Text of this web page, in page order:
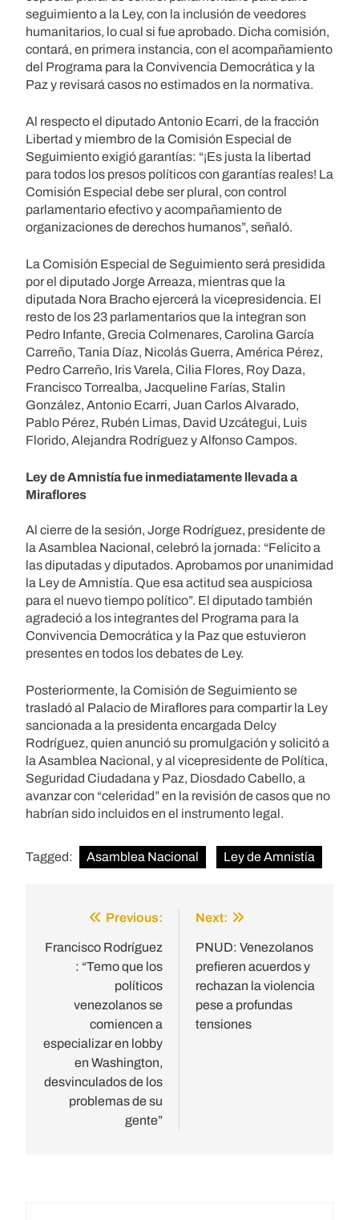
seguimiento a la Ley, con la inclusión de veedores
humanitarios, lo cual si fue aprobado. Dicha comisión,
contará, en primera instancia, con el acompañamiento
del Programa para la Convivencia Democrática y la
Paz y revisará casos no estimados en la normativa.
Al respecto el diputado Antonio Ecarri, de la fracción
Libertad y miembro de la Comisión Especial de
Seguimiento exigió garantías: “¡Es justa la libertad
para todos los presos políticos con garantías reales! La
Comisión Especial debe ser plural, con control
parlamentario efectivo y acompañamiento de
organizaciones de derechos humanos”, señaló.
La Comisión Especial de Seguimiento será presidida
por el diputado Jorge Arreaza, mientras que la
diputada Nora Bracho ejercerá la vicepresidencia. El
resto de los 23 parlamentarios que la integran son
Pedro Infante, Grecia Colmenares, Carolina García
Carreño, Tania Díaz, Nicolás Guerra, América Pérez,
Pedro Carreño, Iris Varela, Cilia Flores, Roy Daza,
Francisco Torrealba, Jacqueline Farías, Stalin
González, Antonio Ecarri, Juan Carlos Alvarado,
Pablo Pérez, Rubén Limas, David Uzcátegui, Luis
Florido, Alejandra Rodríguez y Alfonso Campos.
Ley de Amnistía fue inmediatamente llevada a
Miraflores
Al cierre de la sesión, Jorge Rodríguez, presidente de
la Asamblea Nacional, celebró la jornada: “Felicito a
las diputadas y diputados. Aprobamos por unanimidad
la Ley de Amnistía. Que esa actitud sea auspiciosa
para el nuevo tiempo político”. El diputado también
agradeció a los integrantes del Programa para la
Convivencia Democrática y la Paz que estuvieron
presentes en todos los debates de Ley.
Posteriormente, la Comisión de Seguimiento se
trasladó al Palacio de Miraflores para compartir la Ley
sancionada a la presidenta encargada Delcy
Rodríguez, quien anunció su promulgación y solicitó a
la Asamblea Nacional, y al vicepresidente de Política,
Seguridad Ciudadana y Paz, Diosdado Cabello, a
avanzar con “celeridad” en la revisión de casos que no
habrían sido incluidos en el instrumento legal.
Tagged: Asamblea Nacional Ley de Amnistía
navigation
Previous:
Francisco Rodríguez
: “Temo que los
políticos
venezolanos se
comiencen a
especializar en lobby
en Washington,
desvinculados de los
problemas de su
gente”
Next:
PNUD: Venezolanos
prefieren acuerdos y
rechazan la violencia
pese a profundas
tensiones